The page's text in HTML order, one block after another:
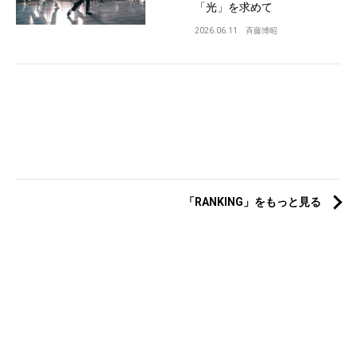
「光」を求めて
2026.06.11 斉藤博昭
「RANKING」をもっと見る